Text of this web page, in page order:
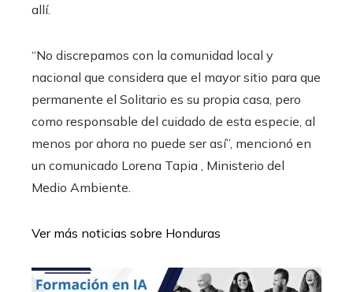
allí.
“No discrepamos con la comunidad local y
nacional que considera que el mayor sitio para que
permanente el Solitario es su propia casa, pero
como responsable del cuidado de esta especie, al
menos por ahora no puede ser así”, mencionó en
un comunicado Lorena Tapia , Ministerio del
Medio Ambiente.
Ver más noticias sobre Honduras